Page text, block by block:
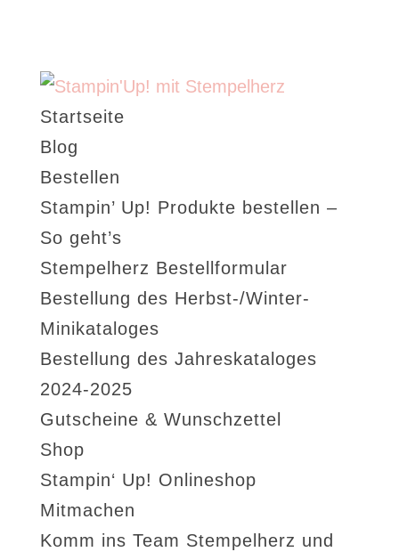
Startseite
Blog
Bestellen
Stampin’ Up! Produkte bestellen –
So geht’s
Stempelherz Bestellformular
Bestellung des Herbst-/Winter-
Minikataloges
Bestellung des Jahreskataloges
2024-2025
Gutscheine & Wunschzettel
Shop
Stampin‘ Up! Onlineshop
Mitmachen
Komm ins Team Stempelherz und